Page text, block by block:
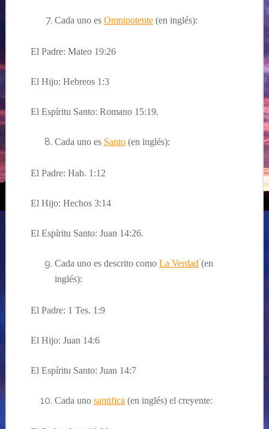
Cada uno es Omnipotente(en inglés):
El Padre: Mateo 19:26
El Hijo: Hebreos 1:3
El Espíritu Santo: Romano 15:19.
Cada uno es Santo(en inglés):
El Padre: Hab. 1:12
El Hijo: Hechos 3:14
El Espíritu Santo: Juan 14:26.
Cada uno es descrito como La Verdad (en
inglés):
El Padre: 1 Tes. 1:9
El Hijo: Juan 14:6
El Espíritu Santo: Juan 14:7
Cada uno santifica (en inglés) el creyente: